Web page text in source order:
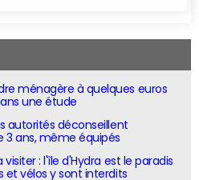
ménagère à quelques euros
une étude
autorités déconseillent
3 ans, même équipés
visiter : l'île d'Hydra est le paradis
et vélos y sont interdits